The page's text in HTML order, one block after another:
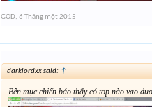
GOD, 6 Tháng một 2015
darklordxx said: ↑
Bên mục chiến báo thấy có top nào vao